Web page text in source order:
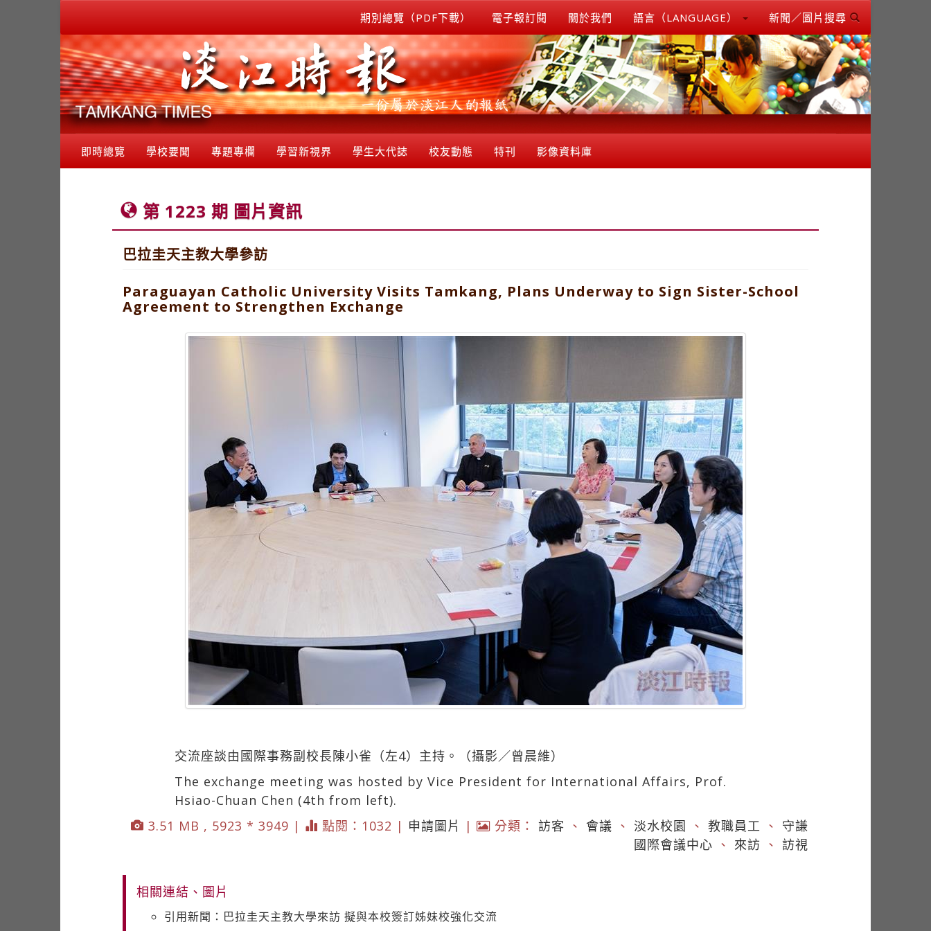
期別總覽（PDF下載） 電子報訂閱 關於我們 語言（LANGUAGE） 新聞／圖片搜尋
即時總覽 學校要聞 專題專欄 學習新視界 學生大代誌 校友動態 特刊 影像資料庫
第 1223 期 圖片資訊
巴拉圭天主教大學參訪
Paraguayan Catholic University Visits Tamkang, Plans Underway to Sign Sister-School
Agreement to Strengthen Exchange
交流座談由國際事務副校長陳小雀（左4）主持。（攝影／曾晨維）
The exchange meeting was hosted by Vice President for International Affairs, Prof.
Hsiao-Chuan Chen (4th from left).
3.51 MB , 5923 * 3949 |
點閱：1032 | 申請圖片 | 分類： 訪客 、 會議 、 淡水校園 、 教職員工 、 守謙
國際會議中心 、 來訪 、 訪視
相關連結、圖片
引用新聞：巴拉圭天主教大學來訪 擬與本校簽訂姊妹校強化交流